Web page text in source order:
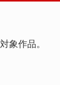
象作品。